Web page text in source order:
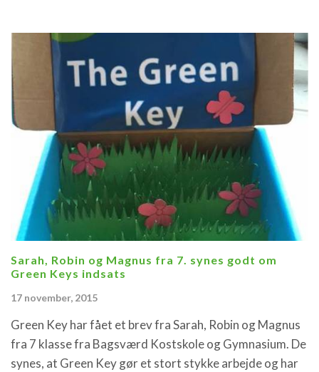
Sarah, Robin og Magnus fra 7. synes godt om
Green Keys indsats
17 november, 2015
Green Key har fået et brev fra Sarah, Robin og Magnus
fra 7 klasse fra Bagsværd Kostskole og Gymnasium. De
synes, at Green Key gør et stort stykke arbejde og har